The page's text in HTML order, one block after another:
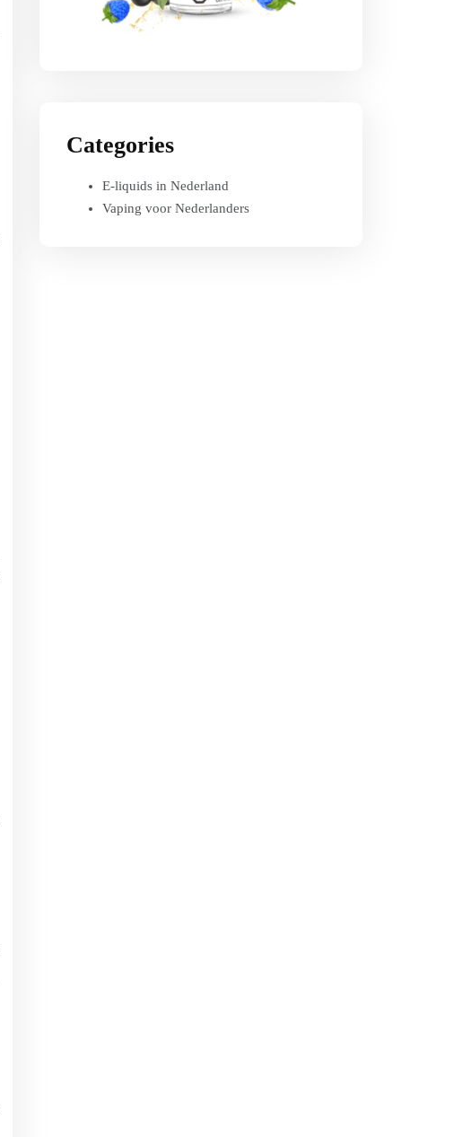
Categories
E-liquids in Nederland
Vaping voor Nederlanders